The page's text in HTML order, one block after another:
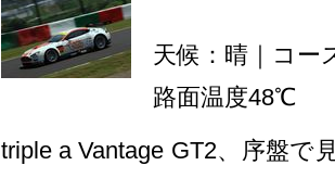
天候：晴｜コー
路面温度48℃
triple a Vantage GT2、序盤で